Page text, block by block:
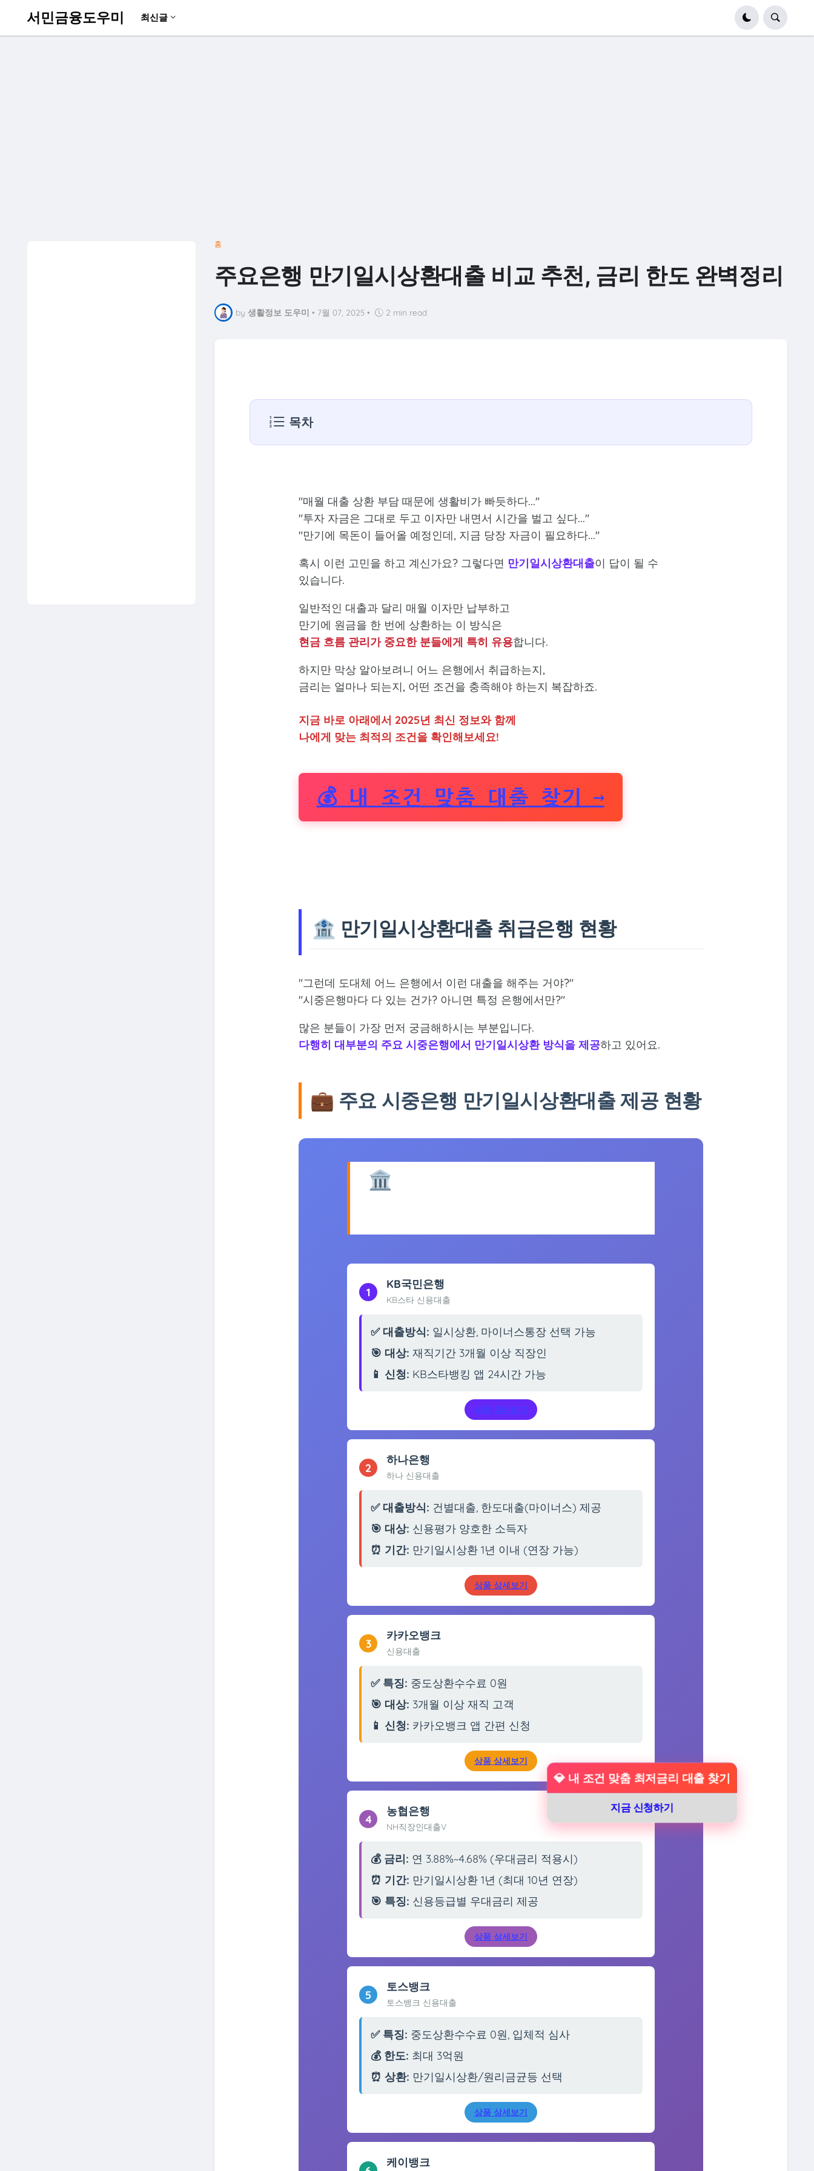
서민금융도우미 최신글
홈
주요은행 만기일시상환대출 비교 추천, 금리 한도 완벽정리
by 생활정보 도우미 • 7월 07, 2025 • 2 min read
목차
"매월 대출 상환 부담 때문에 생활비가 빠듯하다..."
"투자 자금은 그대로 두고 이자만 내면서 시간을 벌고 싶다..."
"만기에 목돈이 들어올 예정인데, 지금 당장 자금이 필요하다..."
혹시 이런 고민을 하고 계신가요? 그렇다면 만기일시상환대출이 답이 될 수
있습니다.
일반적인 대출과 달리 매월 이자만 납부하고
만기에 원금을 한 번에 상환하는 이 방식은
현금 흐름 관리가 중요한 분들에게 특히 유용합니다.
하지만 막상 알아보려니 어느 은행에서 취급하는지,
금리는 얼마나 되는지, 어떤 조건을 충족해야 하는지 복잡하죠.
지금 바로 아래에서 2025년 최신 정보와 함께
나에게 맞는 최적의 조건을 확인해보세요!
💰 내 조건 맞춤 대출 찾기 →
🏦 만기일시상환대출 취급은행 현황
"그런데 도대체 어느 은행에서 이런 대출을 해주는 거야?"
"시중은행마다 다 있는 건가? 아니면 특정 은행에서만?"
많은 분들이 가장 먼저 궁금해하시는 부분입니다.
다행히 대부분의 주요 시중은행에서 만기일시상환 방식을 제공하고 있어요.
💼 주요 시중은행 만기일시상환대출 제공 현황
🏛️ 2025년 만기일시상환대출 취
1
KB국민은행
KB스타 신용대출
✅ 대출방식: 일시상환, 마이너스통장 선택 가능
🎯 대상: 재직기간 3개월 이상 직장인
📱 신청: KB스타뱅킹 앱 24시간 가능
상품 상세보기
2
하나은행
하나 신용대출
✅ 대출방식: 건별대출, 한도대출(마이너스) 제공
🎯 대상: 신용평가 양호한 소득자
⏰ 기간: 만기일시상환 1년 이내 (연장 가능)
상품 상세보기
3
카카오뱅크
신용대출
✅ 특징: 중도상환수수료 0원
🎯 대상: 3개월 이상 재직 고객
📱 신청: 카카오뱅크 앱 간편 신청
상품 상세보기
4
농협은행
NH직장인대출V
💰 금리: 연 3.88%~4.68% (우대금리 적용시)
⏰ 기간: 만기일시상환 1년 (최대 10년 연장)
🎯 특징: 신용등급별 우대금리 제공
상품 상세보기
5
토스뱅크
토스뱅크 신용대출
✅ 특징: 중도상환수수료 0원, 입체적 심사
💰 한도: 최대 3억원
⏰ 상환: 만기일시상환/원리금균등 선택
상품 상세보기
케이뱅크
💎 내 조건 맞춤 최저금리 대출 찾기
지금 신청하기